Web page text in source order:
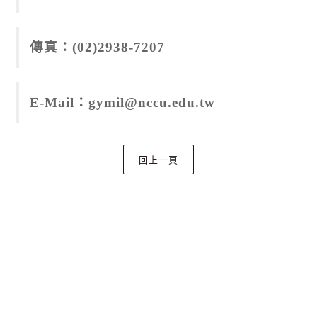
傳真：(02)2938-7207
E-Mail：gymil@nccu.edu.tw